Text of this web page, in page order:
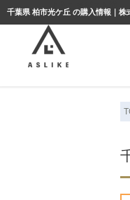
千葉県 柏市光ケ丘 の購入情報｜株
ようこそゲスト様